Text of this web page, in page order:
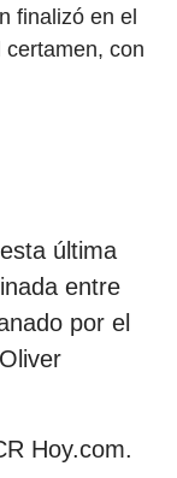
finalizó en el
con
última
entre
por el
Hoy.com.